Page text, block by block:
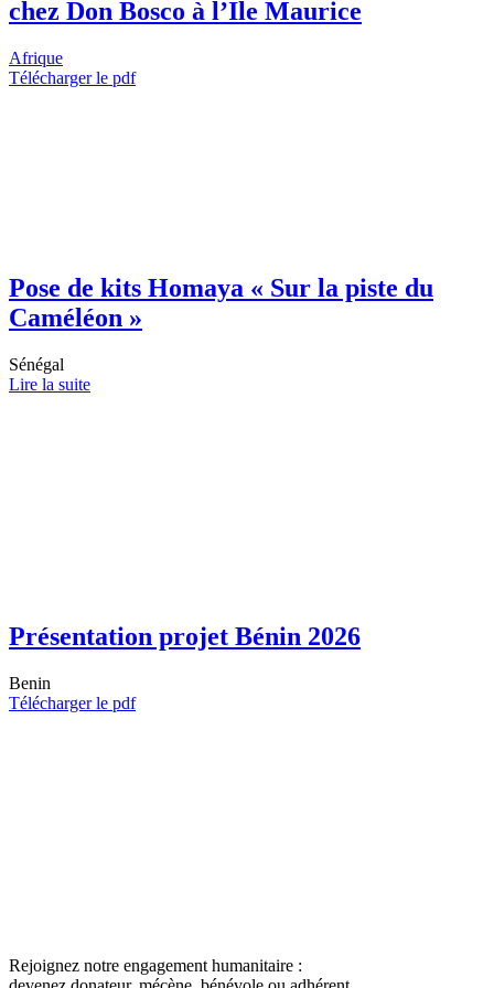
chez Don Bosco à l’Ile Maurice
Afrique
Télécharger le pdf
Pose de kits Homaya « Sur la piste du
Caméléon »
Sénégal
Lire la suite
Présentation projet Bénin 2026
Benin
Télécharger le pdf
Rejoignez notre engagement humanitaire :